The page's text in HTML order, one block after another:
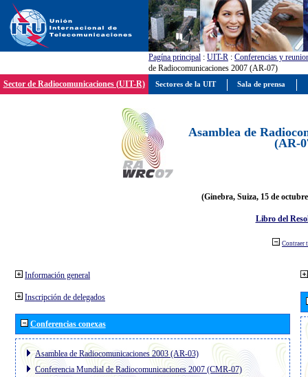
Pagína principal : UIT-R : Conferencias y
de Radiocomunicaciones 2007 (AR-07)
Sector de Radiocomunicaciones (UIT-R)
Asamblea de
(AR-
(Ginebra, Suiza, 15 de
Libro del
Contraer
Información general
Inscripción de delegados
Conferencias conexas
Asamblea de Radiocomunicaciones 2003 (AR-03)
Conferencia Mundial de Radiocomunicaciones 2007 (CMR-07)
Sectores de la UIT Sala de prensa